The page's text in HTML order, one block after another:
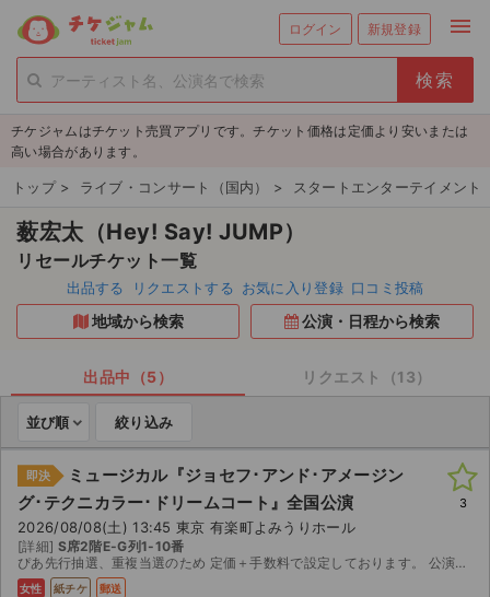
ログイン 新規登録 menu
person_add 新規会員登録
チケットを探す
新着チケット
値下げしたチケット
都道府県からチケットを探す
もうすぐ開催のチケット
チケットのリクエスト一覧
取扱チケット
ライブ・コンサート（国内）
ライブ・コンサート（海外）
イベント
チケジャムはチケット売買アプリです。チケット価格は定価より安いまたは
高い場合があります。
トップ > ライブ・コンサート（国内） > スタートエンターテイメント
薮宏太（Hey! Say! JUMP）
リセールチケット一覧
出品する リクエストする お気に入り登録 口コミ投稿
地域から検索 公演・日程から検索
出品中（5） リクエスト（13）
並び順 絞り込み
即決
ミュージカル『ジョセフ･アンド･アメージン
グ･テクニカラー･ドリームコート』全国公演
2026/08/08(土) 13:45 東京 有楽町よみうりホール
[詳細] S席2階E-G列1-10番
ぴあ先行抽選、重複当選のため 定価＋手数料で設定しております。 公演中止時のみ手数料・送料を差し引いて返金いたします。
女性 紙チケ 郵送
3